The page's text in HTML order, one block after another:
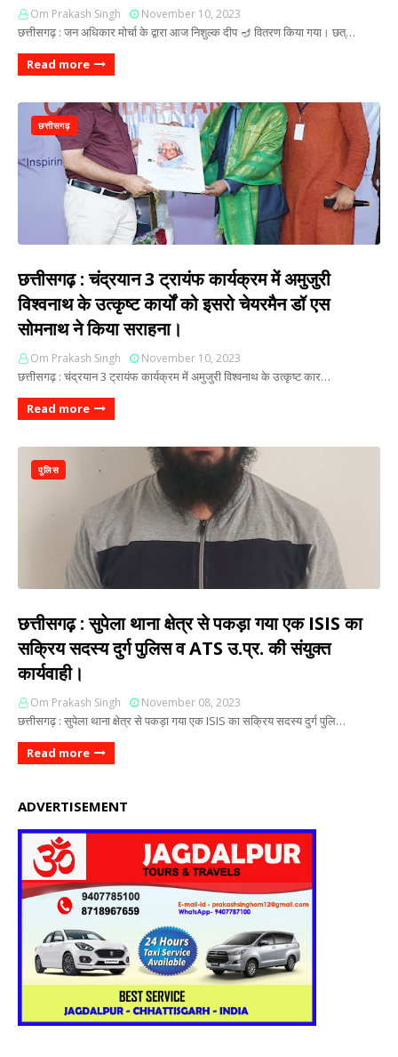
Om Prakash Singh November 10, 2023
छत्तीसगढ़ : जन अधिकार मोर्चा के द्वारा आज निशुल्क दीप 🪔 वितरण किया गया। छत्…
Read more
छत्तीसगढ़
छत्तीसगढ़ : चंद्रयान 3 ट्रायंफ कार्यक्रम में अमुजुरी
विश्वनाथ के उत्कृष्ट कार्यों को इसरो चेयरमैन डॉ एस
सोमनाथ ने किया सराहना।
Om Prakash Singh November 10, 2023
छत्तीसगढ़ : चंद्रयान 3 ट्रायंफ कार्यक्रम में अमुजुरी विश्वनाथ के उत्कृष्ट कार…
Read more
पुलिस
छत्तीसगढ़ : सुपेला थाना क्षेत्र से पकड़ा गया एक ISIS का
सक्रिय सदस्य दुर्ग पुलिस व ATS उ.प्र. की संयुक्त
कार्यवाही।
Om Prakash Singh November 08, 2023
छत्तीसगढ़ : सुपेला थाना क्षेत्र से पकड़ा गया एक ISIS का सक्रिय सदस्य दुर्ग पुलि…
Read more
ADVERTISEMENT